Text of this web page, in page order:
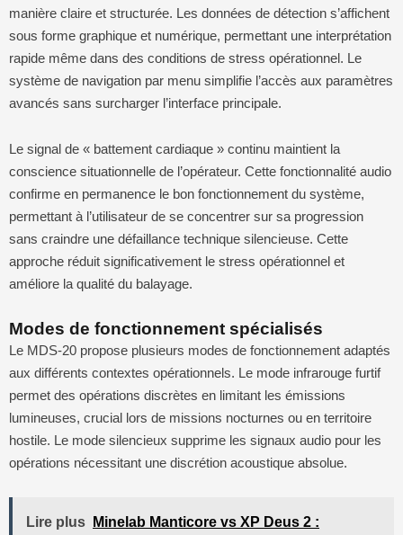
manière claire et structurée. Les données de détection s’affichent
sous forme graphique et numérique, permettant une interprétation
rapide même dans des conditions de stress opérationnel. Le
système de navigation par menu simplifie l’accès aux paramètres
avancés sans surcharger l’interface principale.
Le signal de « battement cardiaque » continu maintient la
conscience situationnelle de l’opérateur. Cette fonctionnalité audio
confirme en permanence le bon fonctionnement du système,
permettant à l’utilisateur de se concentrer sur sa progression
sans craindre une défaillance technique silencieuse. Cette
approche réduit significativement le stress opérationnel et
améliore la qualité du balayage.
Modes de fonctionnement spécialisés
Le MDS-20 propose plusieurs modes de fonctionnement adaptés
aux différents contextes opérationnels. Le mode infrarouge furtif
permet des opérations discrètes en limitant les émissions
lumineuses, crucial lors de missions nocturnes ou en territoire
hostile. Le mode silencieux supprime les signaux audio pour les
opérations nécessitant une discrétion acoustique absolue.
Lire plus
Minelab Manticore vs XP Deus 2 :